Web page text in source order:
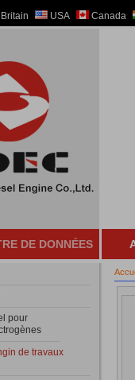
USA Canada
DE DONNÉES
pour
de travaux